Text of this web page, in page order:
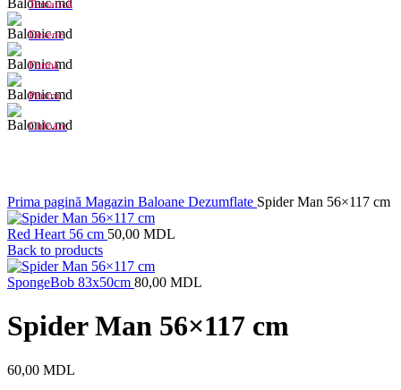
Tematică
Desene
Formă
Pentru
Culoare
Prima pagină Magazin Baloane Dezumflate Spider Man 56×117 cm
Red Heart 56 cm 50,00 MDL
Back to products
SpongeBob 83x50cm 80,00 MDL
Spider Man 56×117 cm
60,00 MDL